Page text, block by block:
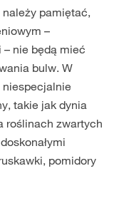
pamiętać,
–
– nie będą mieć
bulw. W
takie jak dynia
roślinach zwartych
pomidory